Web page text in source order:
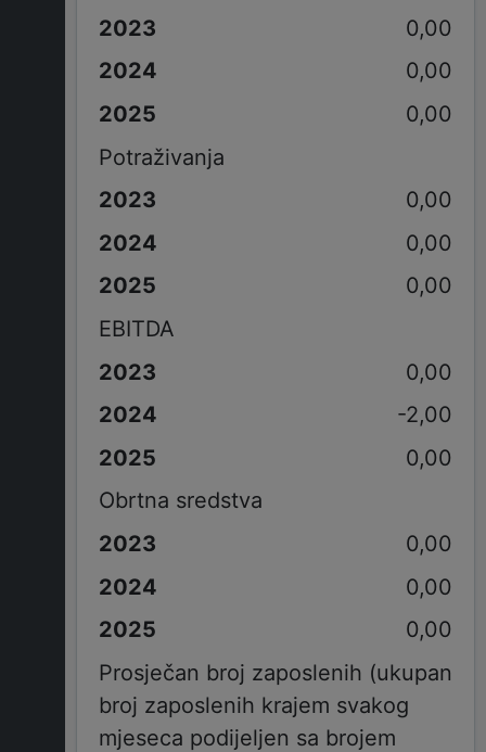
0,00
0,00
0,00
Potraživanja
0,00
0,00
0,00
EBITDA
0,00
-2,00
0,00
Obrtna sredstva
0,00
0,00
0,00
Prosječan broj zaposlenih (ukupan
broj zaposlenih krajem svakog
mjeseca podijeljen sa brojem